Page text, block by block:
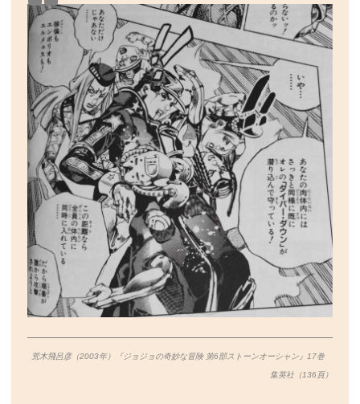
荒木飛呂彦（2003年）『ジョジョの奇妙な冒険 第6部ストーンオーシャン』17巻
集英社（136頁）